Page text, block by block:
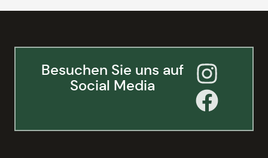
Besuchen Sie uns auf
Social Media